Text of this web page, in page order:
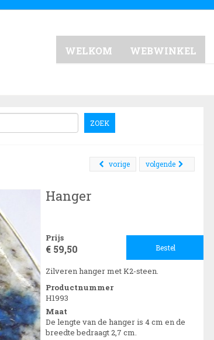
WELKOM WEBWINKEL
ZOEK
volgende
vorige
Hanger
Prijs
€ 59,50 Bestel
Zilveren hanger met K2-steen.
Productnummer
H1993
Maat
De lengte van de hanger is 4 cm en de
breedte bedraagt 2,7 cm.